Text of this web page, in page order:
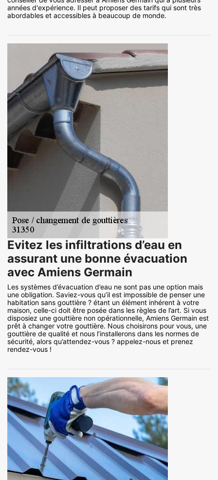
années d'expérience. Il peut proposer des tarifs qui sont très
abordables et accessibles à beaucoup de monde.
Evitez les infiltrations d’eau en
assurant une bonne évacuation
avec Amiens Germain
Les systèmes d’évacuation d’eau ne sont pas une option mais
une obligation. Saviez-vous qu’il est impossible de penser une
habitation sans gouttière ? étant un élément inhérent à votre
maison, celle-ci doit être posée dans les règles de l’art. Si vous
disposiez une gouttière non opérationnelle, Amiens Germain est
prêt à changer votre gouttière. Nous choisirons pour vous, une
gouttière de qualité et nous l’installerons dans les normes de
sécurité, alors qu’attendez-vous ? appelez-nous et prenez
rendez-vous !